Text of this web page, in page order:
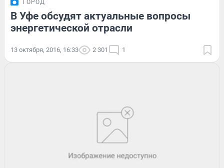
ГОРОД
В Уфе обсудят актуальные вопросы
энергетической отрасли
13 октября, 2016, 16:33 2 301 1